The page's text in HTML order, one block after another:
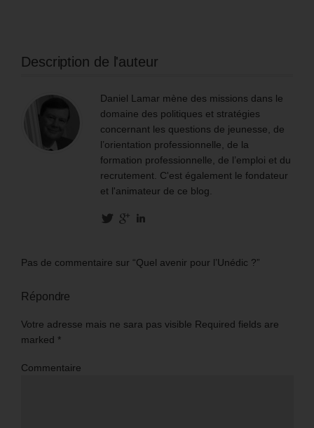
Description de l'auteur
Daniel Lamar mène des missions dans le
domaine des politiques et stratégies
concernant les questions de jeunesse, de
l’orientation professionnelle, de la
formation professionnelle, de l’emploi et du
recrutement. C'est également le fondateur
et l'animateur de ce blog.
Pas de commentaire sur “Quel avenir pour l’Unédic ?”
Répondre
Votre adresse mais ne sara pas visible Required fields are
marked *
Commentaire